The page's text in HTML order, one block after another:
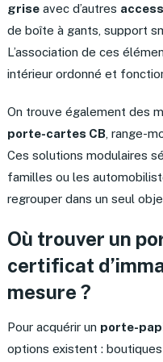
griseavec d’autres
de boîte à gants, support
L’association de ces
intérieur ordonné et
On trouve également des
porte-cartes CB, range-
Ces solutions modulaires
familles ou les
regrouper dans un seul
Où trouver un
certificat
mesure ?
Pour acquérir un porte-
options existent :